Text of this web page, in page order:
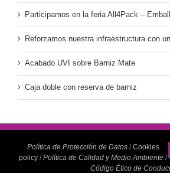
Participamos en la feria All4Pack –
Reforzamos nuestra infraestructura con
Acabado UVI sobre Barniz Mate
Caja doble con reserva de barniz
Política de Protección de Datos/Cookies
policy /Política de Calidad y Medio Ambiente /
Código Ético de